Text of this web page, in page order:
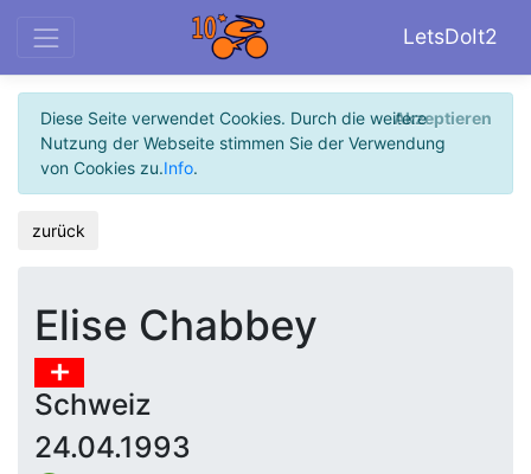
LetsDoIt2
Diese Seite verwendet Cookies. Durch die weitere
Nutzung der Webseite stimmen Sie der Verwendung
von Cookies zu.Info.
Akzeptieren
zurück
Elise Chabbey
Schweiz
24.04.1993